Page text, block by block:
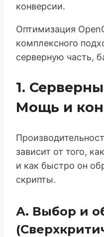
конверсии.
Оптимизация
комплексного
серверную часть,
1.
Мощь и
зависит от того,
и как быстро он
скрипты.
А. Выбор и